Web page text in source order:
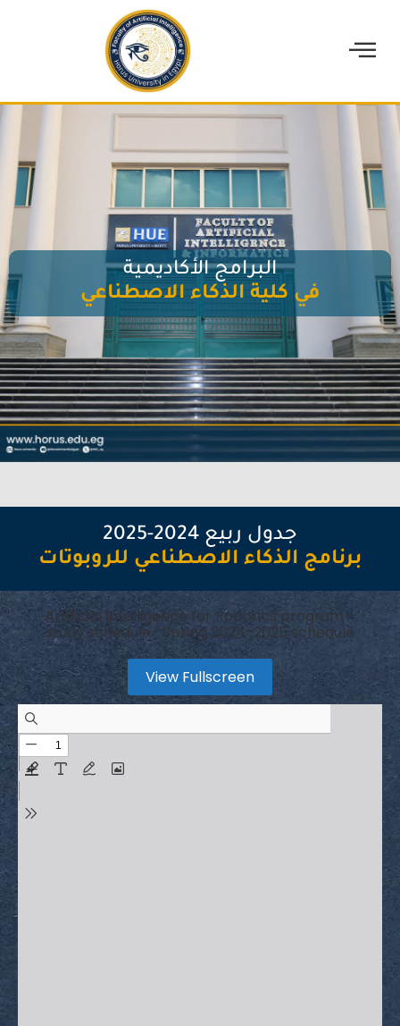
البرامج الأكاديمية
في كلية الذكاء الاصطناعي
جدول ربيع 2024-2025
برنامج الذكاء الاصطناعي للروبوتات
Artificial Intelligence for Robotics program –
study schedule- Spring 2024-2025 schedule
View Fullscreen